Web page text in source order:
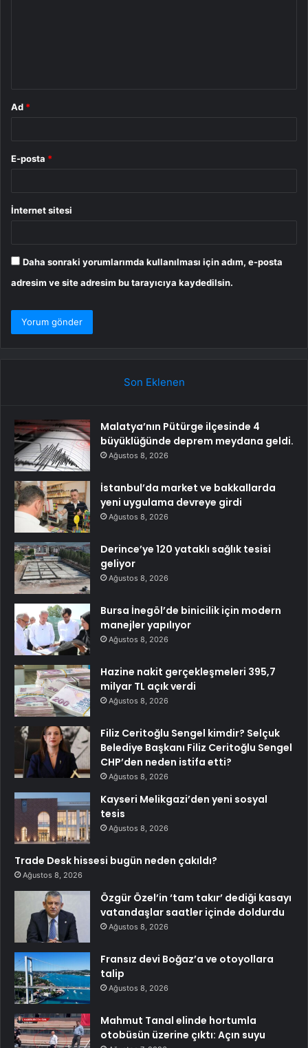
Ad *
E-posta *
İnternet sitesi
Daha sonraki yorumlarımda kullanılması için adım, e-posta
adresim ve site adresim bu tarayıcıya kaydedilsin.
Son Eklenen
Malatya’nın Pütürge ilçesinde 4
büyüklüğünde deprem meydana geldi.
Ağustos 8, 2026
İstanbul’da market ve bakkallarda
yeni uygulama devreye girdi
Ağustos 8, 2026
Derince’ye 120 yataklı sağlık tesisi
geliyor
Ağustos 8, 2026
Bursa İnegöl’de binicilik için modern
manejler yapılıyor
Ağustos 8, 2026
Hazine nakit gerçekleşmeleri 395,7
milyar TL açık verdi
Ağustos 8, 2026
Filiz Ceritoğlu Sengel kimdir? Selçuk
Belediye Başkanı Filiz Ceritoğlu Sengel
CHP’den neden istifa etti?
Ağustos 8, 2026
Kayseri Melikgazi’den yeni sosyal
tesis
Ağustos 8, 2026
Trade Desk hissesi bugün neden çakıldı?
Ağustos 8, 2026
Özgür Özel’in ‘tam takır’ dediği kasayı
vatandaşlar saatler içinde doldurdu
Ağustos 8, 2026
Fransız devi Boğaz’a ve otoyollara
talip
Ağustos 8, 2026
Mahmut Tanal elinde hortumla
otobüsün üzerine çıktı: Açın suyu